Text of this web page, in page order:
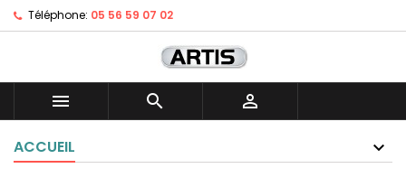
Téléphone: 05 56 59 07 02
  
ACCUEIL